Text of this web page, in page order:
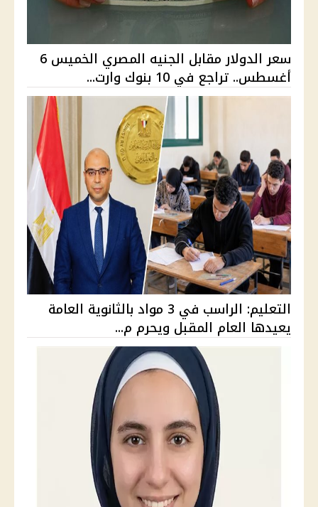
سعر الدولار مقابل الجنيه المصري الخميس 6
أغسطس.. تراجع في 10 بنوك وارت...
التعليم: الراسب في 3 مواد بالثانوية العامة
يعيدها العام المقبل ويحرم م...